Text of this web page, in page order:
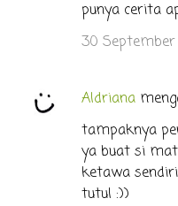
punya cerita
30 September
Aldriana
tampaknya
ya buat si
ketawa
tutul :))